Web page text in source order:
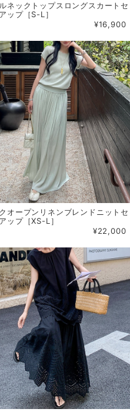
ネックトップスロングスカートセ
ップ［S-L］
¥16,900
オープンリネンブレンドニットセ
ップ［XS-L］
¥22,000